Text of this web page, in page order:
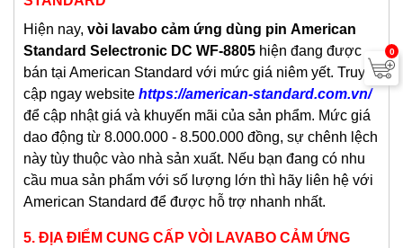
Hiện nay, vòi lavabo cảm ứng dùng pin American
Standard Selectronic DC WF-8805 hiện đang được
bán tại American Standard với mức giá niêm yết. Truy
cập ngay website https://american-standard.com.vn/
để cập nhật giá và khuyến mãi của sản phẩm. Mức giá
dao động từ 8.000.000 - 8.500.000 đồng, sự chênh lệch
này tùy thuộc vào nhà sản xuất. Nếu bạn đang có nhu
cầu mua sản phẩm với số lượng lớn thì hãy liên hệ với
American Standard để được hỗ trợ nhanh nhất.
5. ĐỊA ĐIỂM CUNG CẤP VÒI LAVABO CẢM ỨNG
0